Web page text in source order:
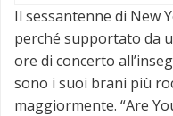
Il sessantenne di New
perché supportato da
ore di concerto
sono i suoi brani più
maggiormente. “Are